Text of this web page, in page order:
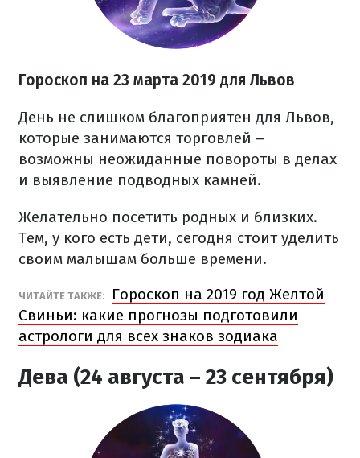
Гороскоп на 23 марта 2019 для Львов
День не слишком благоприятен для Львов,
которые занимаются торговлей –
возможны неожиданные повороты в делах
и выявление подводных камней.
Желательно посетить родных и близких.
Тем, у кого есть дети, сегодня стоит уделить
своим малышам больше времени.
ЧИТАЙТЕ ТАКЖЕ:
Гороскоп на 2019 год Желтой
Свиньи: какие прогнозы подготовили
астрологи для всех знаков зодиака
Дева (24 августа – 23 сентября)